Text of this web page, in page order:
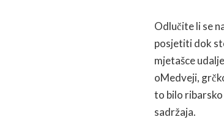
Odlučite li se
posjetiti dok
mjetašce
oMedveji,
to bilo
sadržaja.